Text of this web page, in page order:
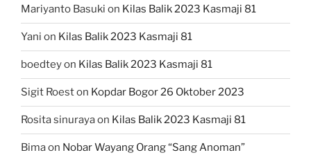
Mariyanto Basuki on Kilas Balik 2023 Kasmaji 81
Yani on Kilas Balik 2023 Kasmaji 81
boedteyon Kilas Balik 2023 Kasmaji 81
Sigit Roeston Kopdar Bogor 26 Oktober 2023
Rosita sinurayaon Kilas Balik 2023 Kasmaji 81
Bimaon Nobar Wayang Orang “Sang Anoman”